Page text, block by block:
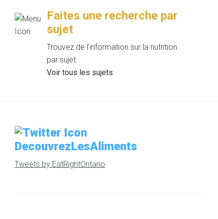
Faites une recherche par
sujet
Trouvez de l’information sur la nutrition
par sujet.
Voir tous les sujets
DecouvrezLesAliments
Tweets by EatRightOntario